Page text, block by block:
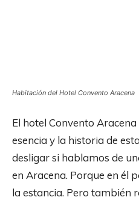
Habitación del Hotel Convento Aracena
El hotel Convento
esencia y la historia de
desligar si hablamos de
en Aracena. Porque en él
la estancia. Pero también